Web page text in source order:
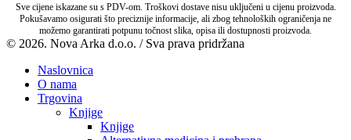
Sve cijene iskazane su s PDV-om. Troškovi dostave nisu uključeni u cijenu proizvoda.
Pokušavamo osigurati što preciznije informacije, ali zbog tehnoloških ograničenja ne
možemo garantirati potpunu točnost slika, opisa ili dostupnosti proizvoda.
© 2026. Nova Arka d.o.o. / Sva prava pridržana
Naslovnica
O nama
Trgovina
Knjige
Knjige